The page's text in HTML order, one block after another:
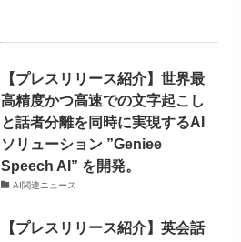
【プレスリリース紹介】世界最
高精度かつ高速での文字起こし
と話者分離を同時に実現するAI
ソリューション ”Geniee
Speech AI” を開発。
AI関連ニュース
【プレスリリース紹介】英会話